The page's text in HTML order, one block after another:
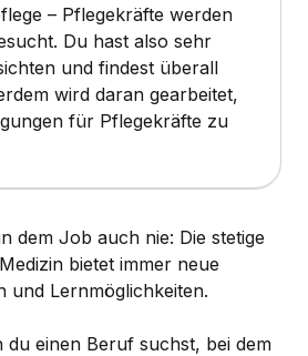
– Pflegekräfte werden
Du hast also sehr
und findest überall
wird daran gearbeitet,
für Pflegekräfte zu
dem Job auch nie: Die stetige
bietet immer neue
und Lernmöglichkeiten.
du einen Beruf suchst, bei dem